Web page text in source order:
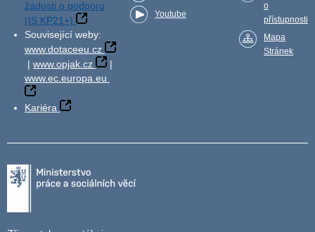
žádosti o podporu
(IS KP21+)
Související weby:
www.dotaceeu.cz
| www.opjak.cz
|
www.ec.europa.eu
Kariéra
Youtube
o
přístupnosti
Mapa
Stránek